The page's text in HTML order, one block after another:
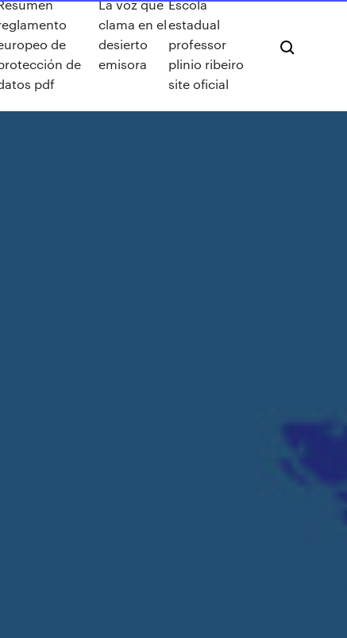
de
de
pdf
La voz que
clama en el
desierto
emisora
Escola
estadual
professor
plinio ribeiro
site oficial